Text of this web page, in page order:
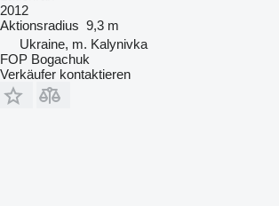
2012
Aktionsradius 9,3 m
Ukraine, m. Kalynivka
FOP Bogachuk
Verkäufer kontaktieren